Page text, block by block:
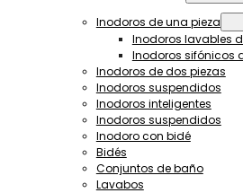
Inodoros de una pieza
Inodoros lavables
Inodoros sifónicos
Inodoros de dos piezas
Inodoros suspendidos
Inodoros inteligentes
Inodoros suspendidos
Inodoro con bidé
Bidés
Conjuntos de baño
Lavabos